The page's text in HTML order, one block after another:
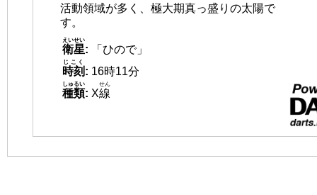
活動領域が多く、極大期真っ盛りの太陽で
す。
衛星
えいせい
:
「ひので」
時刻
じこく
: 16時11分
種類
しゅるい
: X線
せん